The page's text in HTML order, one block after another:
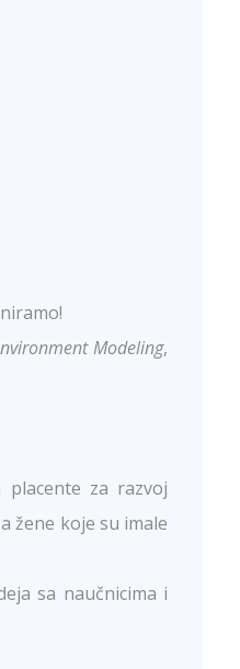
Modeling,
za razvoj
žene koje su imale
sa naučnicima i